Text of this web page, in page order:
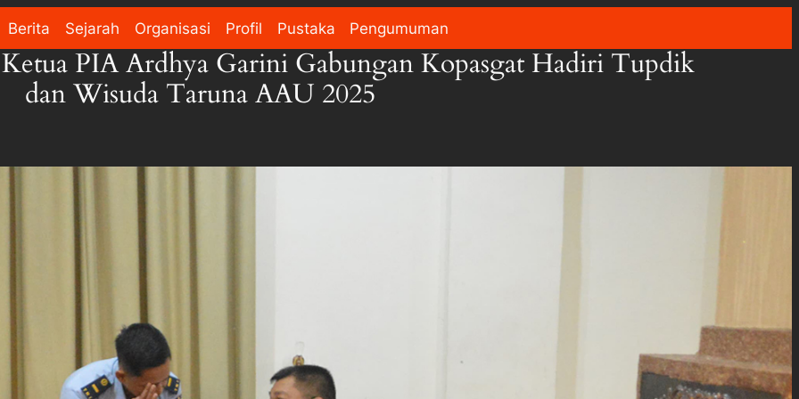
Berita Sejarah Organisasi Profil Pustaka Pengumuman
PIA Ardhya Garini Gabungan Kopasgat Hadiri Tupdik
dan Wisuda Taruna AAU 2025